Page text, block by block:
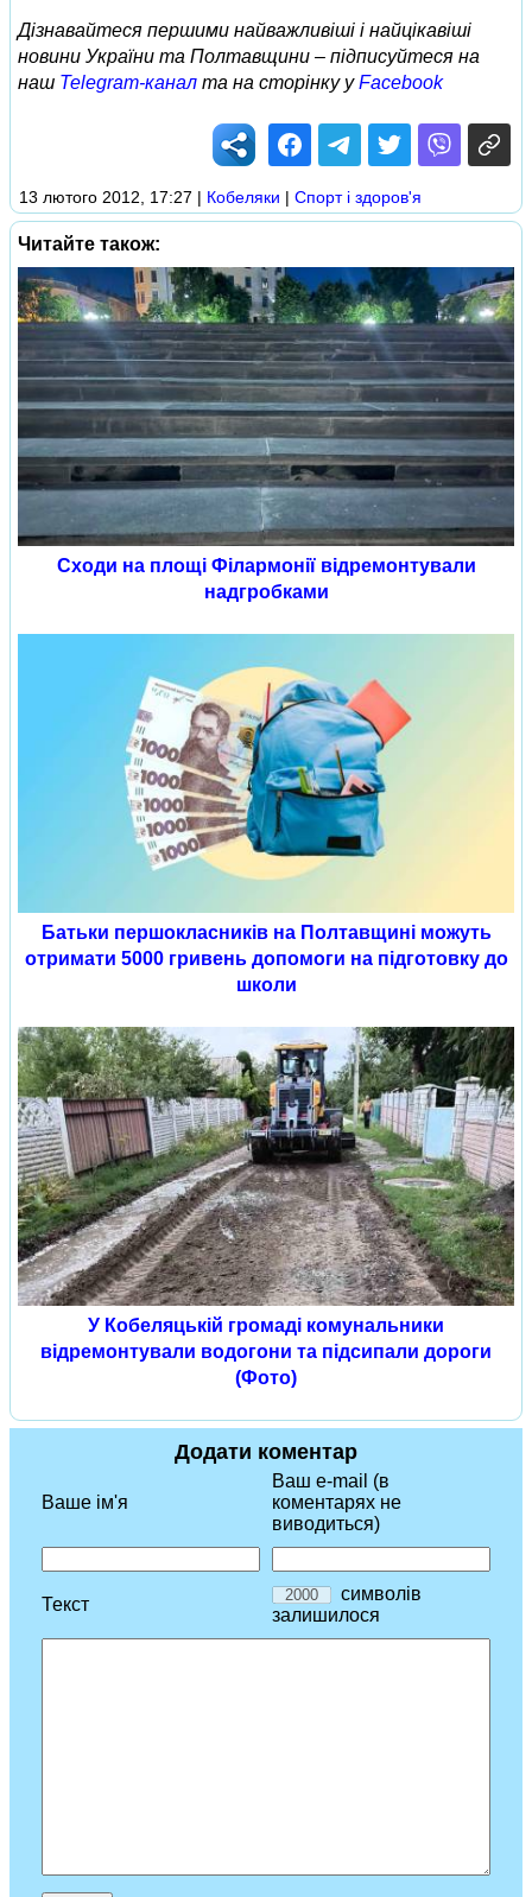
Дізнавайтеся першими найважливіші і найцікавіші
новини України та Полтавщини – підписуйтеся на
наш Telegram-канал та на сторінку уFacebook
13 лютого 2012, 17:27 | Кобеляки | Спорт і здоров'я
Читайте також:
Сходи на площі Філармонії відремонтували
надгробками
Батьки першокласників на Полтавщині можуть
отримати 5000 гривень допомоги на підготовку до
школи
У Кобеляцькій громаді комунальники
відремонтували водогони та підсипали дороги
(Фото)
Додати коментар
Ваше ім'я
Ваш e-mail (в
коментарях не
виводиться)
Текст
символів
залишилося